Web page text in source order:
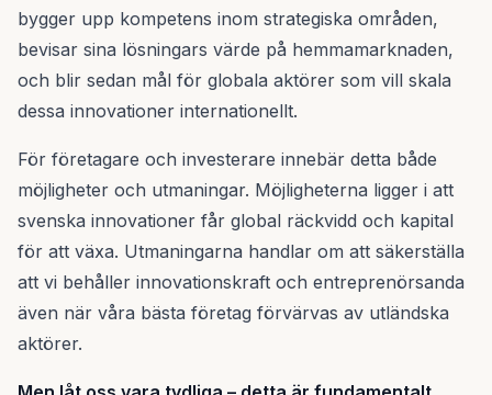
bygger upp kompetens inom strategiska områden,
bevisar sina lösningars värde på hemmamarknaden,
och blir sedan mål för globala aktörer som vill skala
dessa innovationer internationellt.
För företagare och investerare innebär detta både
möjligheter och utmaningar. Möjligheterna ligger i att
svenska innovationer får global räckvidd och kapital
för att växa. Utmaningarna handlar om att säkerställa
att vi behåller innovationskraft och entreprenörsanda
även när våra bästa företag förvärvas av utländska
aktörer.